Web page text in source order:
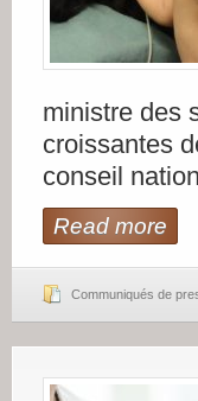
ministre des
croissantes
conseil
Read more
Communiqués de